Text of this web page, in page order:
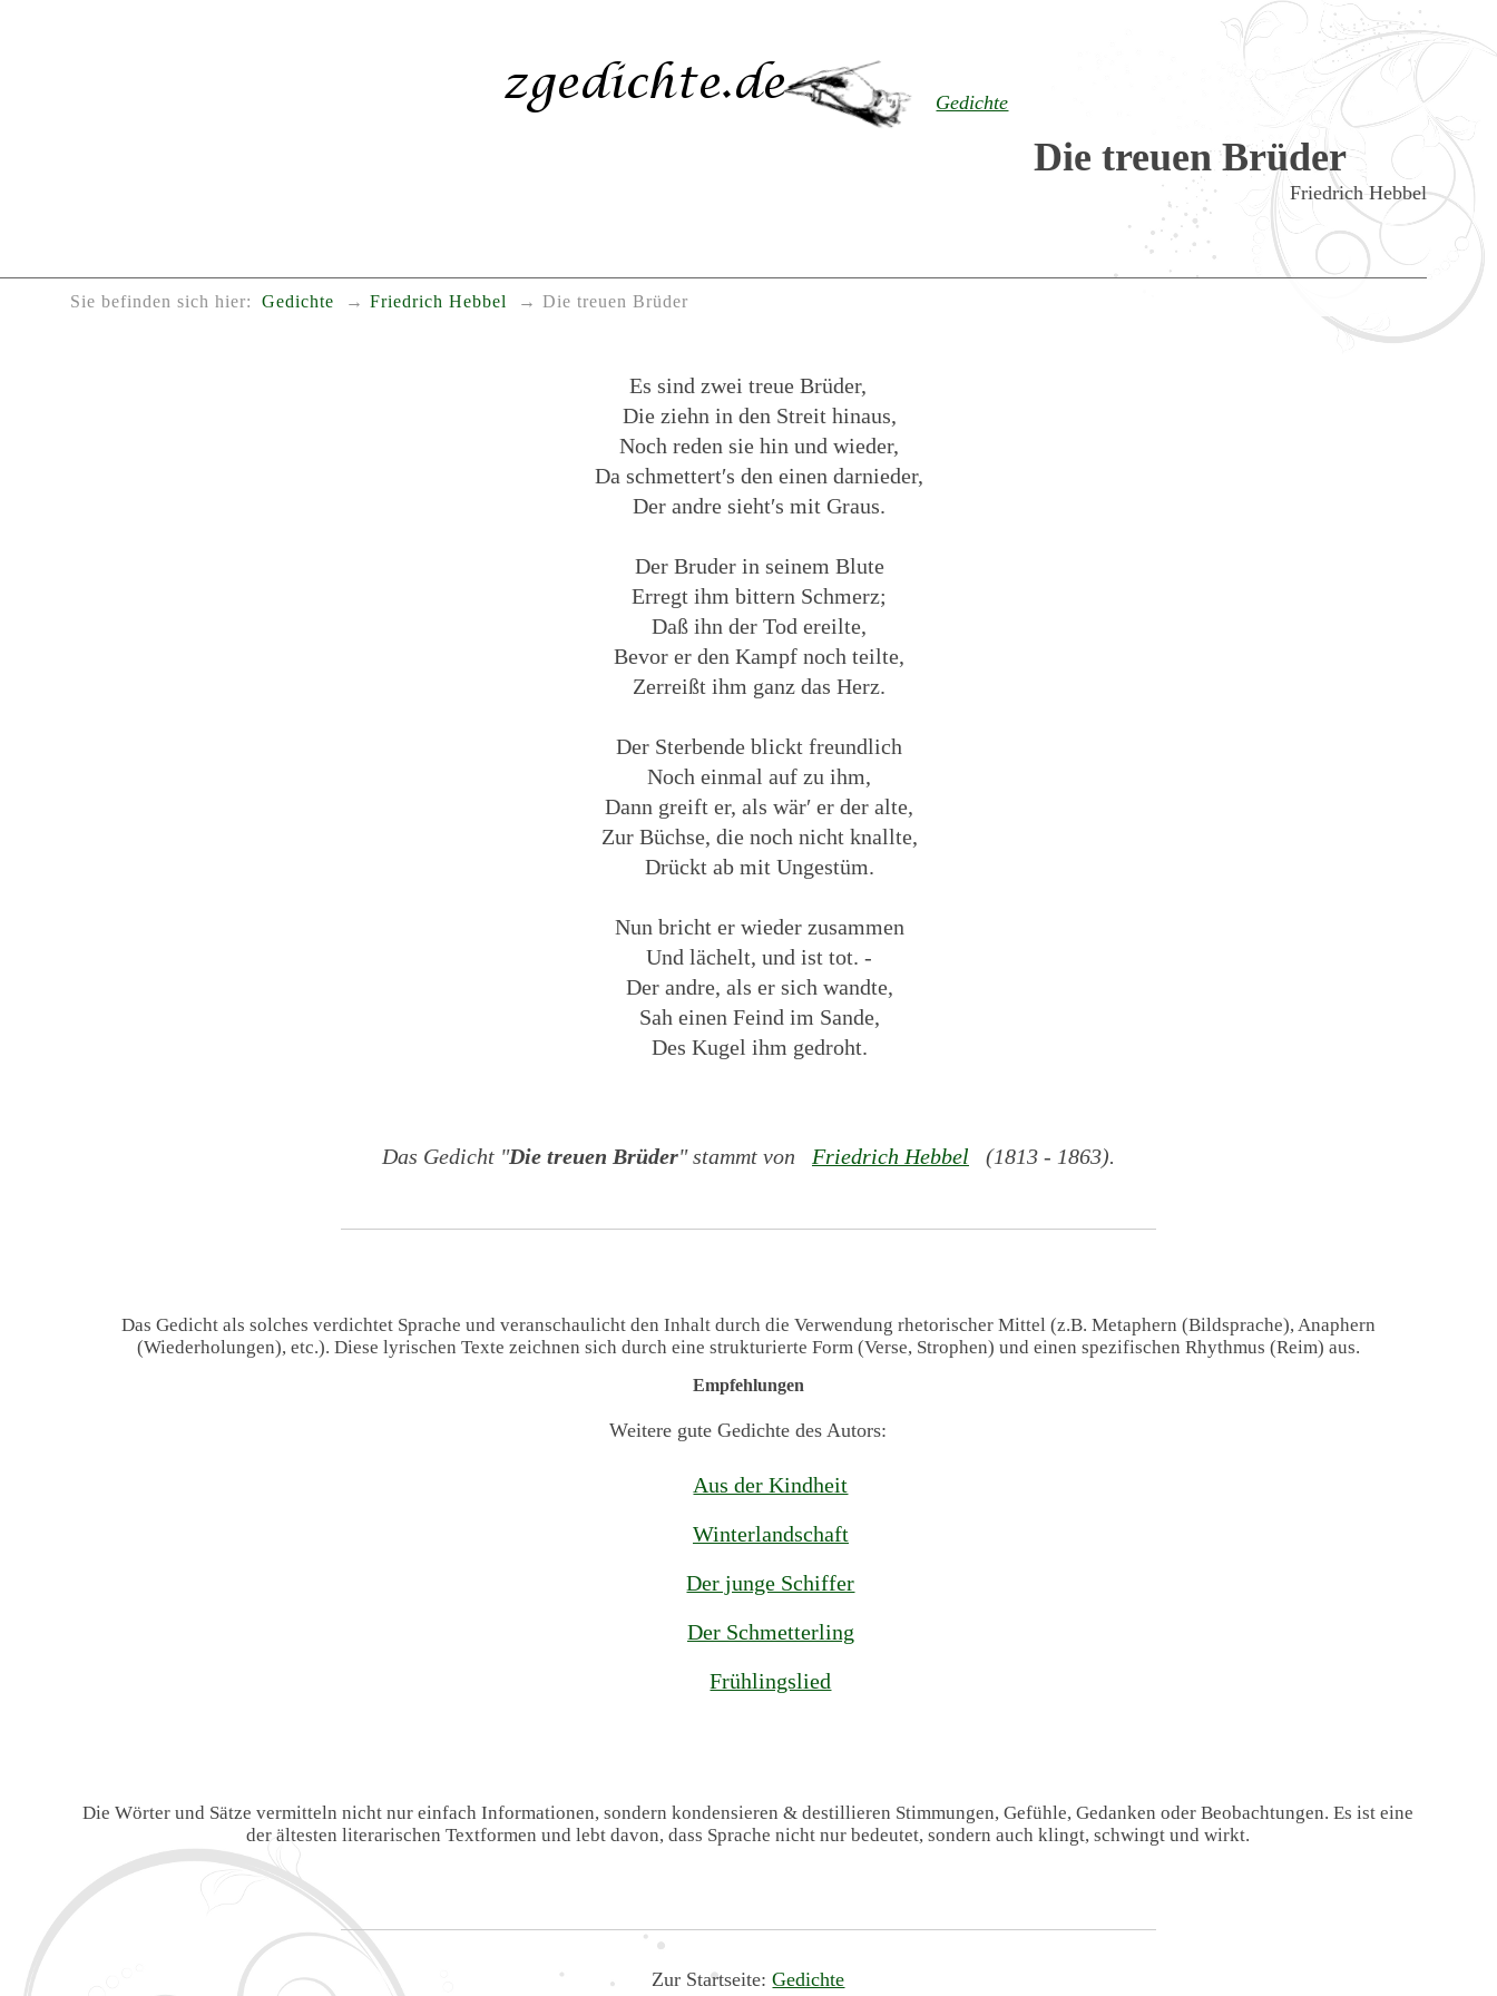
Gedichte
Die treuen Brüder
Friedrich Hebbel
Sie befinden sich hier: Gedichte Friedrich Hebbel Die treuen Brüder
Es sind zwei treue Brüder,
Die ziehn in den Streit hinaus,
Noch reden sie hin und wieder,
Da schmettert′s den einen darnieder,
Der andre sieht′s mit Graus.
Der Bruder in seinem Blute
Erregt ihm bittern Schmerz;
Daß ihn der Tod ereilte,
Bevor er den Kampf noch teilte,
Zerreißt ihm ganz das Herz.
Der Sterbende blickt freundlich
Noch einmal auf zu ihm,
Dann greift er, als wär′ er der alte,
Zur Büchse, die noch nicht knallte,
Drückt ab mit Ungestüm.
Nun bricht er wieder zusammen
Und lächelt, und ist tot. -
Der andre, als er sich wandte,
Sah einen Feind im Sande,
Des Kugel ihm gedroht.
Das Gedicht "Die treuen Brüder" stammt von Friedrich Hebbel (1813 - 1863).
Das Gedicht als solches verdichtet Sprache und veranschaulicht den Inhalt durch die Verwendung rhetorischer Mittel (z.B. Metaphern (Bildsprache), Anaphern
(Wiederholungen), etc.). Diese lyrischen Texte zeichnen sich durch eine strukturierte Form (Verse, Strophen) und einen spezifischen Rhythmus (Reim) aus.
Empfehlungen
Weitere gute Gedichte des Autors:
Aus der Kindheit
Winterlandschaft
Der junge Schiffer
Der Schmetterling
Frühlingslied
Die Wörter und Sätze vermitteln nicht nur einfach Informationen, sondern kondensieren & destillieren Stimmungen, Gefühle, Gedanken oder Beobachtungen. Es ist eine
der ältesten literarischen Textformen und lebt davon, dass Sprache nicht nur bedeutet, sondern auch klingt, schwingt und wirkt.
Zur Startseite:Gedichte